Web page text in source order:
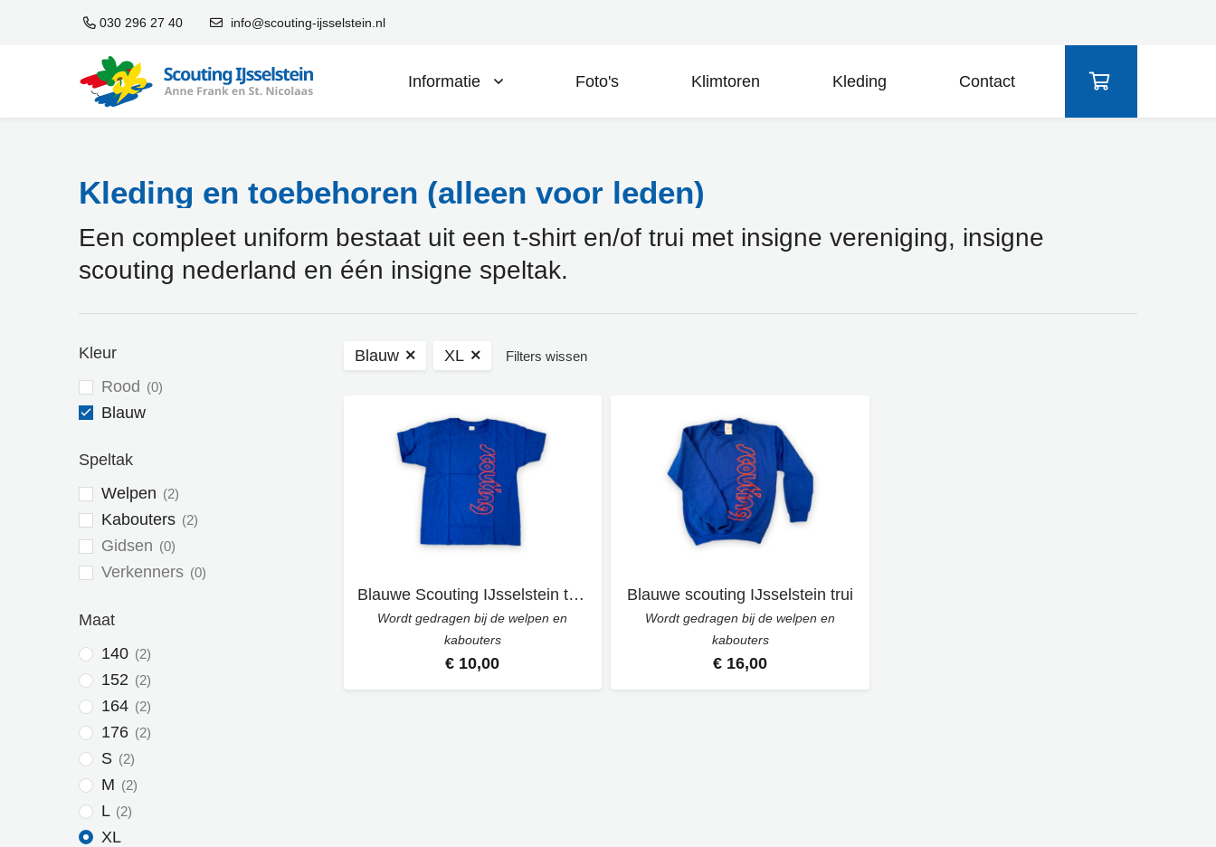
030 296 27 40 info@scouting-ijsselstein.nl
Informatie Foto's Klimtoren Kleding Contact
Kleding en toebehoren (alleen voor leden)
Een compleet uniform bestaat uit een t-shirt en/of trui met insigne vereniging, insigne
scouting nederland en één insigne speltak.
Kleur
Rood
0
Blauw
Speltak
Welpen
2
Kabouters 2
Gidsen 0
Verkenners 0
Maat
140
2
152 2
164 2
176 2
S 2
M 2
L 2
XL
Blauw XL Filters wissen
Blauwe Scouting IJsselstein t-shirt
Wordt gedragen bij de welpen en
kabouters
€ 10,00
Blauwe scouting IJsselstein trui
Wordt gedragen bij de welpen en
kabouters
€ 16,00